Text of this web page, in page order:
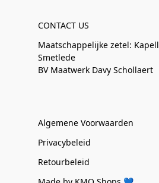
CONTACT US
Maatschappelijke zetel:
Smetlede
BV Maatwerk Davy Schollaert
Algemene Voorwaarden
Privacybeleid
Retourbeleid